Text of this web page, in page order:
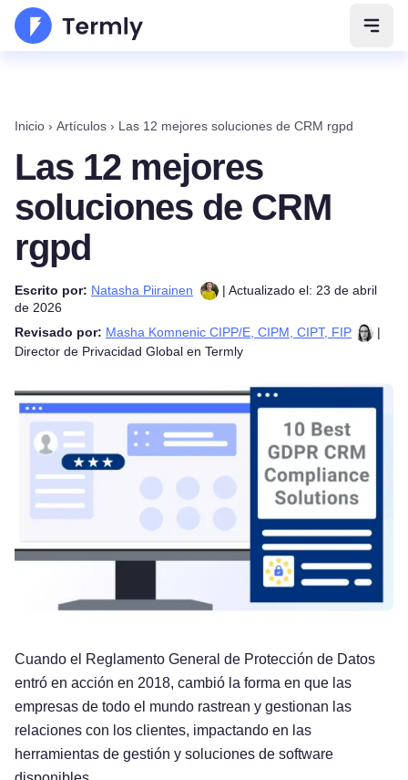
Abrir
Inicio › Artículos › Las 12 mejores soluciones de CRM rgpd
Las 12 mejores
soluciones de CRM
rgpd
Escrito por: Natasha Piirainen
| Actualizado el: 23 de abril
de 2026
Revisado por: Masha Komnenic CIPP/E, CIPM, CIPT, FIP
|
Director de Privacidad Global en Termly
Cuando el Reglamento General de Protección de Datos
entró en acción en 2018, cambió la forma en que las
empresas de todo el mundo rastrean y gestionan las
relaciones con los clientes, impactando en las
herramientas de gestión y soluciones de software